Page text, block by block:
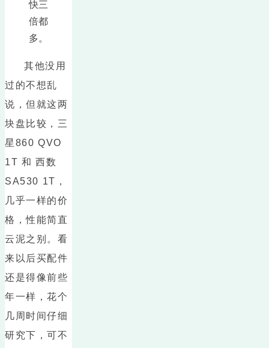
快三
倍都
多。
其他没用
过的不想乱
说，但就这两
块盘比较，三
星860 QVO
1T 和 西数
SA530 1T，
几乎一样的价
格，性能简直
云泥之别。看
来以后买配件
还是得像前些
年一样，花个
几周时间仔细
研究下，可不